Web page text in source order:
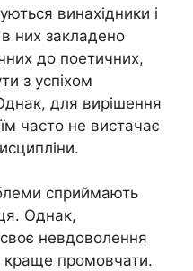
винахідники і
них закладено
до поетичних,
з успіхом
для вирішення
часто не вистачає
сприймають
Однак,
невдоволення
промовчати.